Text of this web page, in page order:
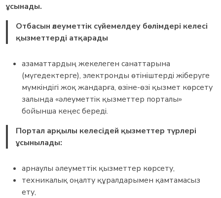
ұсынады.
Отбасын әлеуметтік сүйемелдеу бөлімдері келесі
қызметтерді атқарады
азаматтардың жекелеген санаттарына
(мүгедектерге), электронды өтініштерді жіберуге
мүмкіндігі жоқ жандарға, өзіне-өзі қызмет көрсету
залында «әлеуметтік қызметтер порталы»
бойынша кеңес береді.
Портал арқылы келесідей қызметтер түрлері
ұсынылады:
арнаулы әлеуметтік қызметтер көрсету,
техникалық оңалту құралдарымен қамтамасыз
ету,